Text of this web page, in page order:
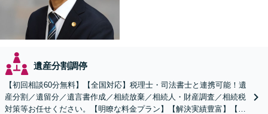
遺産分割調停
【初回相談60分無料】【全国対応】税理士・司法書士と連携可能！遺
産分割／遺留分／遺言書作成／相続放棄／相続人・財産調査／相続税
対策等お任せください。【明瞭な料金プラン】【解決実績豊富】【電